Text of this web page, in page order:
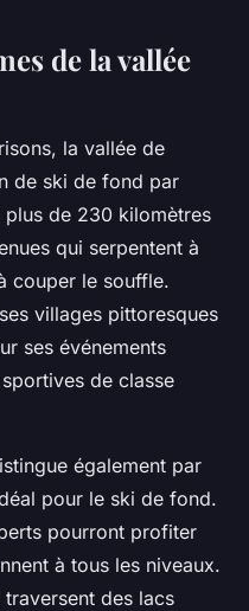
de la vallée
la vallée de
de ski de fond par
de 230 kilomètres
qui serpentent à
couper le souffle.
villages pittoresques
ses événements
de classe
également par
pour le ski de fond.
pourront profiter
à tous les niveaux.
des lacs